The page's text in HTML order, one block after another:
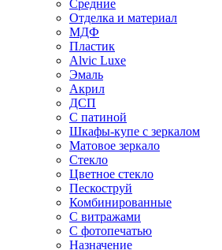
Средние
Отделка и материал
МДФ
Пластик
Alvic Luxe
Эмаль
Акрил
ДСП
С патиной
Шкафы-купе с зеркалом
Матовое зеркало
Стекло
Цветное стекло
Пескоструй
Комбинированные
С витражами
С фотопечатью
Назначение